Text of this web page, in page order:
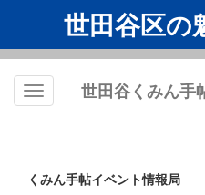
世田谷区の
Toggle
世田谷くみん手
くみん手帖イベント情報局